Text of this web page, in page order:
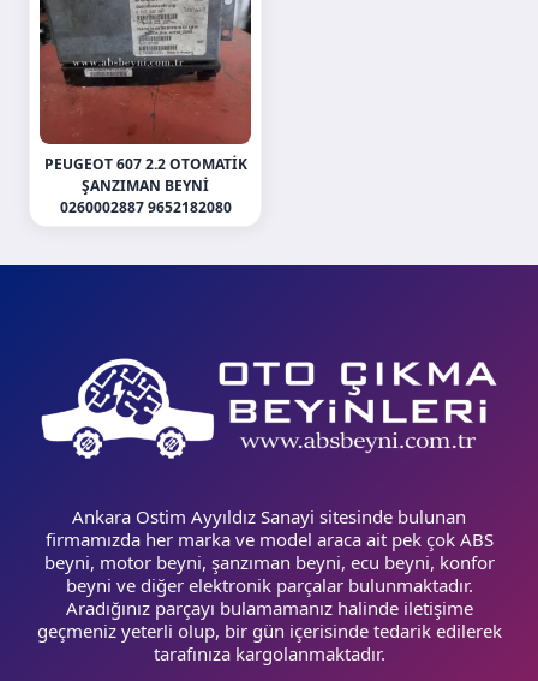
PEUGEOT 607 2.2 OTOMATIK
ŞANZIMAN BEYNI
0260002887 9652182080
Ankara Ostim Ayyıldız Sanayi sitesinde bulunan
firmamızda her marka ve model araca ait pek çok ABS
beyni, motor beyni, şanzıman beyni, ecu beyni, konfor
beyni ve diğer elektronik parçalar bulunmaktadır.
Aradığınız parçayı bulamamanız halinde iletişime
geçmeniz yeterli olup, bir gün içerisinde tedarik edilerek
tarafınıza kargolanmaktadır.